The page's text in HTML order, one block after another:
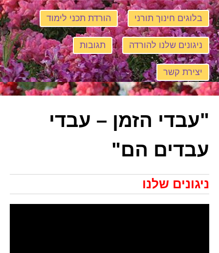
בלוגים חינוך תורני הורדת תכני לימוד
ניגונים שלנו להורדה תגובות
יצירת קשר
"עבדי הזמן – עבדי
עבדים הם"
ניגונים שלנו